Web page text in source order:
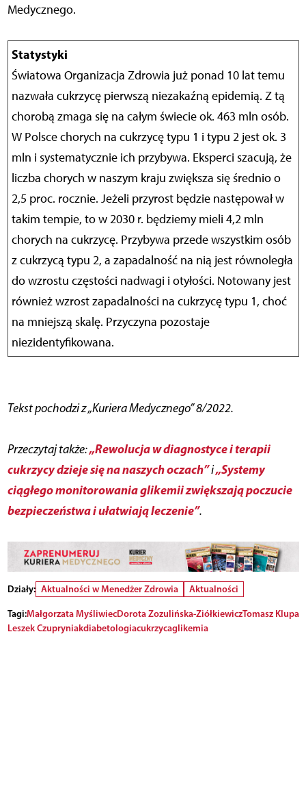
Medycznego.
Statystyki
Światowa Organizacja Zdrowia już ponad 10 lat temu
nazwała cukrzycę pierwszą niezakaźną epidemią. Z tą
chorobą zmaga się na całym świecie ok. 463 mln osób.
W Polsce chorych na cukrzycę typu 1 i typu 2 jest ok. 3
mln i systematycznie ich przybywa. Eksperci szacują, że
liczba chorych w naszym kraju zwiększa się średnio o
2,5 proc. rocznie. Jeżeli przyrost będzie następował w
takim tempie, to w 2030 r. będziemy mieli 4,2 mln
chorych na cukrzycę. Przybywa przede wszystkim osób
z cukrzycą typu 2, a zapadalność na nią jest równoległa
do wzrostu częstości nadwagi i otyłości. Notowany jest
również wzrost zapadalności na cukrzycę typu 1, choć
na mniejszą skalę. Przyczyna pozostaje
niezidentyfikowana.
Tekst pochodzi z „Kuriera Medycznego” 8/2022.
Przeczytaj także:„Rewolucja w diagnostyce i terapii
cukrzycy dzieje się na naszych oczach”i„Systemy
ciągłego monitorowania glikemii zwiększają poczucie
bezpieczeństwa i ułatwiają leczenie”.
Działy: Aktualności w Menedżer Zdrowia
Aktualności
Tagi:Małgorzata MyśliwiecDorota Zozulińska-ZiółkiewiczTomasz Klupa
Leszek Czupryniakdiabetologiacukrzycaglikemia